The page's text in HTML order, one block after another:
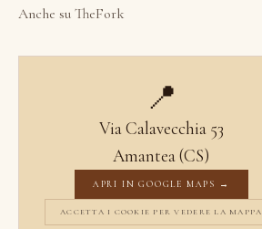
Anche su TheFork
📍
Via Calavecchia 53
Amantea (CS)
APRI IN GOOGLE MAPS →
ACCETTA I COOKIE PER VEDERE LA MAPPA